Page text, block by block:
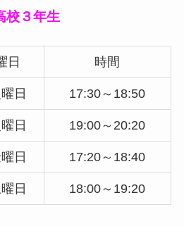
校３年生
日 時間
日 17:30～18:50
日 19:00～20:20
日 17:20～18:40
日 18:00～19:20